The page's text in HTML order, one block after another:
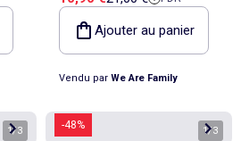
Ajouter au panier
Vendu par We Are Family
1/3 -48% 1/3